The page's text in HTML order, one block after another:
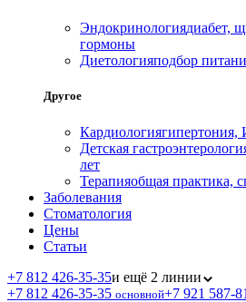
Эндокринологиядиабет,
гормоны
Диетологияподбор
Другое
Кардиология
Детская
лет
Терапияобщая практика,
Заболевания
Стоматология
Цены
Статьи
+7 812 426‑35‑35и ещё 2 линии
+7 812 426‑35‑35 основной+7 921